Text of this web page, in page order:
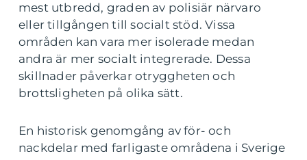
mest utbredd, graden av polisiär närvaro
eller tillgången till socialt stöd. Vissa
områden kan vara mer isolerade medan
andra är mer socialt integrerade. Dessa
skillnader påverkar otryggheten och
brottsligheten på olika sätt.
En historisk genomgång av för- och
nackdelar med farligaste områdena i Sverige